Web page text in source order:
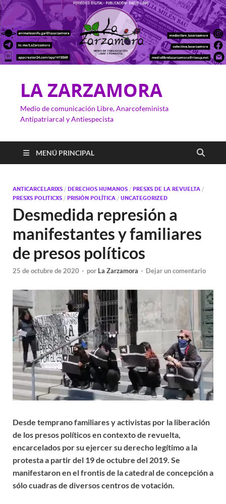
LA ZARZAMORA
Medio de comunicación Libre, Anarcofeminista
Antipatriarcal y Antiespecista
MENÚ PRINCIPAL
ANTICARCELARIXS / DERECHOS HUMANOS / PRESXS DE LA REVUELTA /
PRESXS POLITICXS / PRISIÓN POLÍTICA / UNCATEGORIZED
Desmedida represión a
manifestantes y familiares
de presos políticos
25 de octubre de 2020 - por La Zarzamora - Dejar un comentario
Desde temprano familiares y activistas por la liberación
de los presos políticos en contexto de revuelta,
encarcelados por su ejercer su derecho legítimo a la
protesta a partir del 19 de octubre del 2019. Se
manifestaron en el frontis de la catedral de concepción a
sólo cuadras de diversos centros de votación.